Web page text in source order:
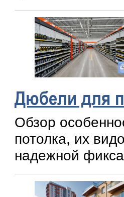
Дюбели для
Обзор
потолка, их
надежной